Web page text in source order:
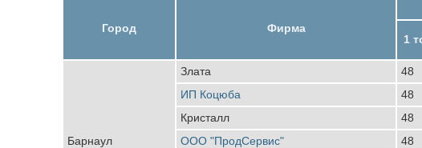
Город Фирма
1
Барнаул
Злата 48
ИП Коцюба
48
Кристалл
48
ООО "ПродСервис"
48